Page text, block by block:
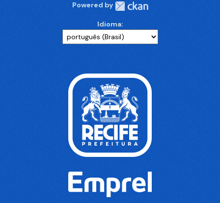
Powered by
Idioma